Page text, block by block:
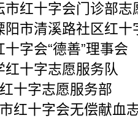
市红十字会门诊部志
阳市清溪路社区红十
字会“德善”理事会
红十字志愿服务队
十字志愿服务部
红十字会无偿献血